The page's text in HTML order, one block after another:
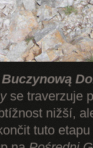
Buczynową
se traverzuje
nižší,
tuto